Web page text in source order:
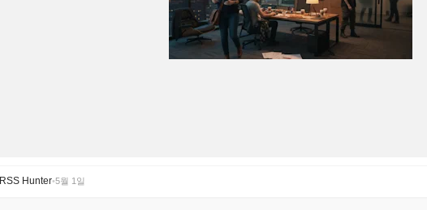
RSS Hunter•5월 1일